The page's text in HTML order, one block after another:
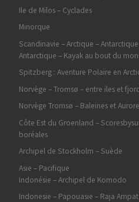
Ile de Milos – Cyclades
Minorque
Scandinavie – Arctique – Antarctique
Antarctique – Kayak au bout du
Spitzberg : Aventure Polaire en
Norvège – Tromsø – entre iles et
Norvège Tromsø – Baleines et
Côte Est du Groenland –
boréales
Archipel de Stockholm – Suède
Asie – Pacifique
Indonésie – Archipel de Komodo
Indonesie – Papouasie – Raja Ampat